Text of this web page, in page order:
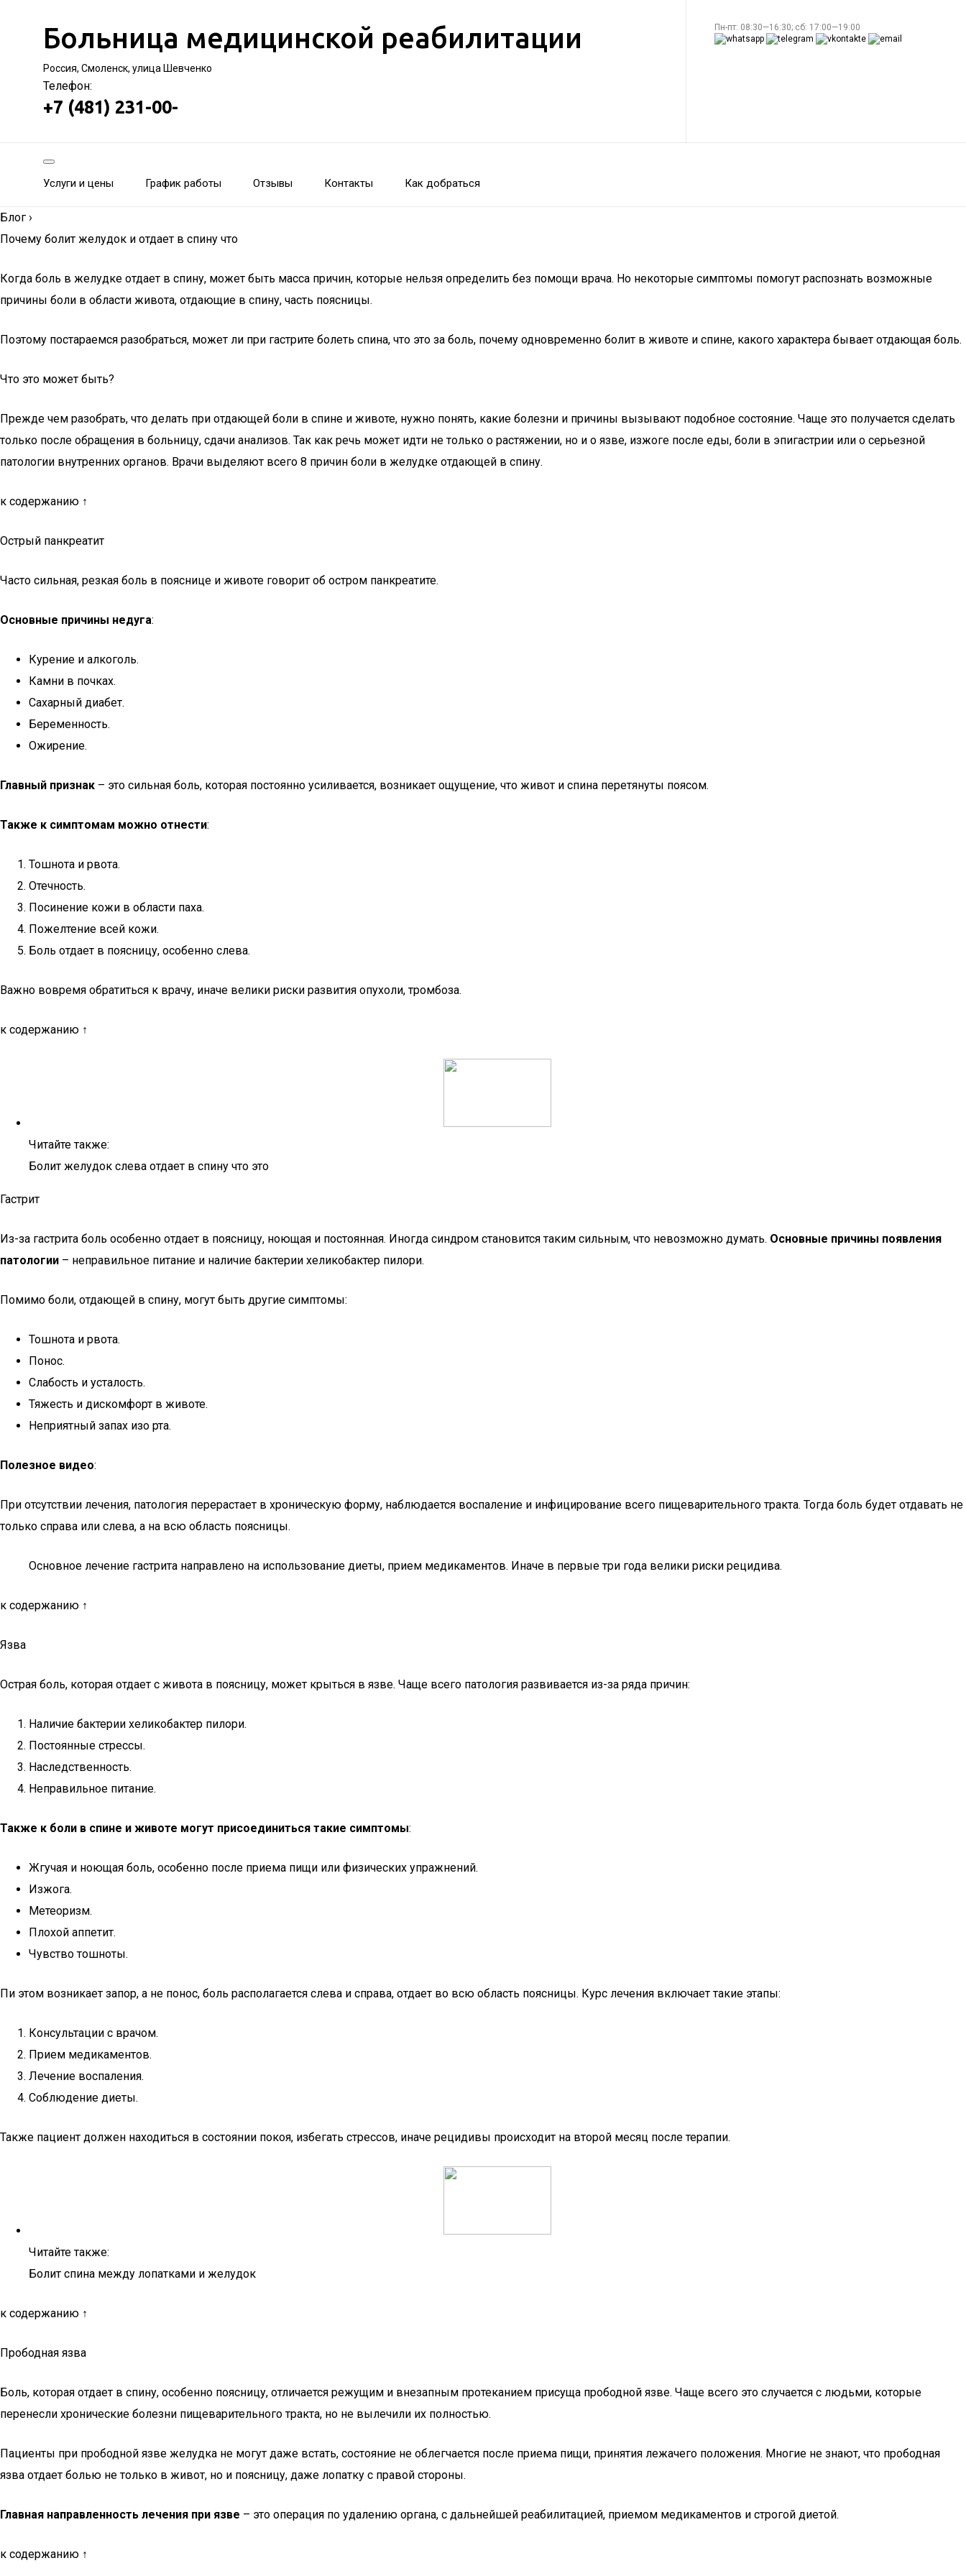
Больница медицинской реабилитации
Россия, Смоленск, улица Шевченко
Телефон:
+7 (481) 231-00-
Пн-пт: 08:30—16:30; сб: 17:00—19:00
Услуги и цены График работы Отзывы Контакты Как добраться
Блог ›
Почему болит желудок и отдает в спину что
Когда боль в желудке отдает в спину, может быть масса причин, которые нельзя определить без помощи врача. Но некоторые симптомы помогут распознать возможные
причины боли в области живота, отдающие в спину, часть поясницы.
Поэтому постараемся разобраться, может ли при гастрите болеть спина, что это за боль, почему одновременно болит в животе и спине, какого характера бывает отдающая боль.
Что это может быть?
Прежде чем разобрать, что делать при отдающей боли в спине и животе, нужно понять, какие болезни и причины вызывают подобное состояние. Чаще это получается сделать
только после обращения в больницу, сдачи анализов. Так как речь может идти не только о растяжении, но и о язве, изжоге после еды, боли в эпигастрии или о серьезной
патологии внутренних органов. Врачи выделяют всего 8 причин боли в желудке отдающей в спину.
к содержанию ↑
Острый панкреатит
Часто сильная, резкая боль в пояснице и животе говорит об остром панкреатите.
Основные причины недуга:
Курение и алкоголь.
Камни в почках.
Сахарный диабет.
Беременность.
Ожирение.
Главный признак – это сильная боль, которая постоянно усиливается, возникает ощущение, что живот и спина перетянуты поясом.
Также к симптомам можно отнести:
Тошнота и рвота.
Отечность.
Посинение кожи в области паха.
Пожелтение всей кожи.
Боль отдает в поясницу, особенно слева.
Важно вовремя обратиться к врачу, иначе велики риски развития опухоли, тромбоза.
к содержанию ↑
Читайте также:
Болит желудок слева отдает в спину что это
Гастрит
Из-за гастрита боль особенно отдает в поясницу, ноющая и постоянная. Иногда синдром становится таким сильным, что невозможно думать. Основные причины появления
патологии – неправильное питание и наличие бактерии хеликобактер пилори.
Помимо боли, отдающей в спину, могут быть другие симптомы:
Тошнота и рвота.
Понос.
Слабость и усталость.
Тяжесть и дискомфорт в животе.
Неприятный запах изо рта.
Полезное видео:
При отсутствии лечения, патология перерастает в хроническую форму, наблюдается воспаление и инфицирование всего пищеварительного тракта. Тогда боль будет отдавать не
только справа или слева, а на всю область поясницы.
Основное лечение гастрита направлено на использование диеты, прием медикаментов. Иначе в первые три года велики риски рецидива.
к содержанию ↑
Язва
Острая боль, которая отдает с живота в поясницу, может крыться в язве. Чаще всего патология развивается из-за ряда причин:
Наличие бактерии хеликобактер пилори.
Постоянные стрессы.
Наследственность.
Неправильное питание.
Также к боли в спине и животе могут присоединиться такие симптомы:
Жгучая и ноющая боль, особенно после приема пищи или физических упражнений.
Изжога.
Метеоризм.
Плохой аппетит.
Чувство тошноты.
Пи этом возникает запор, а не понос, боль располагается слева и справа, отдает во всю область поясницы. Курс лечения включает такие этапы:
Консультации с врачом.
Прием медикаментов.
Лечение воспаления.
Соблюдение диеты.
Также пациент должен находиться в состоянии покоя, избегать стрессов, иначе рецидивы происходит на второй месяц после терапии.
Читайте также:
Болит спина между лопатками и желудок
к содержанию ↑
Прободная язва
Боль, которая отдает в спину, особенно поясницу, отличается режущим и внезапным протеканием присуща прободной язве. Чаще всего это случается с людьми, которые
перенесли хронические болезни пищеварительного тракта, но не вылечили их полностью.
Пациенты при прободной язве желудка не могут даже встать, состояние не облегчается после приема пищи, принятия лежачего положения. Многие не знают, что прободная
язва отдает болью не только в живот, но и поясницу, даже лопатку с правой стороны.
Главная направленность лечения при язве – это операция по удалению органа, с дальнейшей реабилитацией, приемом медикаментов и строгой диетой.
к содержанию ↑